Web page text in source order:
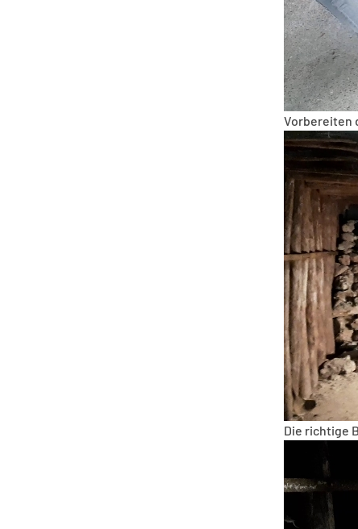
Vorbereiten
Die richtige